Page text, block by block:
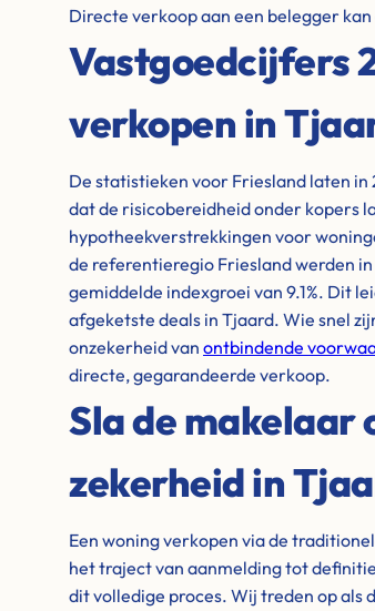
Directe verkoop aan een belegger
Vastgoedcijfers
verkopen in
De statistieken voor Friesland laten
dat de risicobereidheid onder kopers
hypotheekverstrekkingen voor
de referentieregio Friesland werden
gemiddelde indexgroei van 9.1%. Dit
afgeketste deals in Tjaard. Wie snel
onzekerheid van ontbindende
directe, gegarandeerde verkoop.
Sla de makelaar
zekerheid in
Een woning verkopen via de
het traject van aanmelding tot
dit volledige proces. Wij treden op